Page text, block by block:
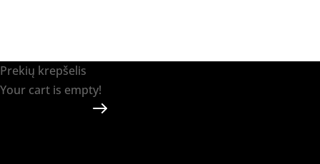
Prekių krepšelis
Your cart is empty!